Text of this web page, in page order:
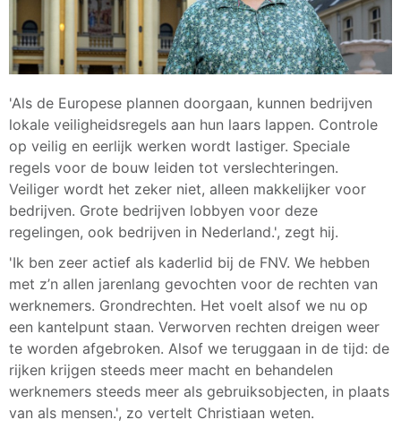
'Als de Europese plannen doorgaan, kunnen bedrijven
lokale veiligheidsregels aan hun laars lappen. Controle
op veilig en eerlijk werken wordt lastiger. Speciale
regels voor de bouw leiden tot verslechteringen.
Veiliger wordt het zeker niet, alleen makkelijker voor
bedrijven. Grote bedrijven lobbyen voor deze
regelingen, ook bedrijven in Nederland.', zegt hij.
'Ik ben zeer actief als kaderlid bij de FNV. We hebben
met z’n allen jarenlang gevochten voor de rechten van
werknemers. Grondrechten. Het voelt alsof we nu op
een kantelpunt staan. Verworven rechten dreigen weer
te worden afgebroken. Alsof we teruggaan in de tijd: de
rijken krijgen steeds meer macht en behandelen
werknemers steeds meer als gebruiksobjecten, in plaats
van als mensen.', zo vertelt Christiaan weten.